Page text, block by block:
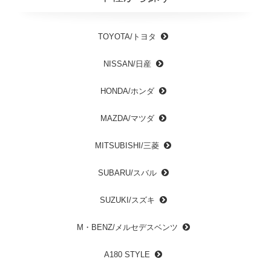
TOYOTA/トヨタ
NISSAN/日産
HONDA/ホンダ
MAZDA/マツダ
MITSUBISHI/三菱
SUBARU/スバル
SUZUKI/スズキ
M・BENZ/メルセデスベンツ
A180 STYLE